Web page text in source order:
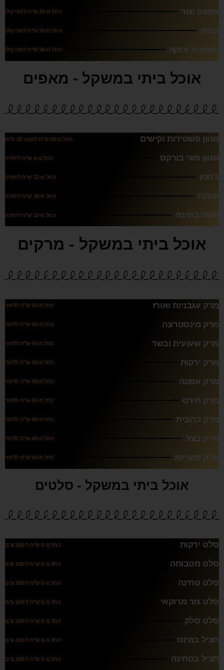
אפונה וגזר החל מ-30 ש"ח לחצי קילו
במיה החל מ-30 ש"ח לחצי קילו
שעועית ירוקה החל מ-30 ש"ח לחצי קילו
אוכל ביתי במשקל - מאפים
מגוון פשטידות וקישים החל מ-50 ש"ח לקוטר 18 ס"מ
מגוון סוגי בורקס החל מ-4 ש"ח ליחידה
ג'חנון החל מ-12 ש"ח ליחידה
קובנה החל מ-20 ש"ח ליחידה
משה בתיבה החל מ-12 ש"ח ליחידה
אוכל ביתי במשקל - מרקים
מרק עגבניות ואורז החל מ-40 ש"ח לליטר
מרק מינסטרונה החל מ-40 ש"ח לליטר
מרק שעועית ובשר החל מ-40 ש"ח לליטר
מרק ירקות החל מ-40 ש"ח לליטר
מרק אפונה החל מ-40 ש"ח לליטר
מרק תירס החל מ-40 ש"ח לליטר
מרק כרובית החל מ-40 ש"ח לליטר
מרק בצל החל מ-40 ש"ח לליטר
מרק פטריות החל מ-40 ש"ח לליטר
אוכל ביתי במשקל - סלטים
סלט ירקות החל מ-5 ש"ח ל-100 גרם
סלט מטבוחה החל מ-5 ש"ח ל-100 גרם
סלט טחינה החל מ-5 ש"ח ל-100 גרם
סלט גזר מרוקאי החל מ-5 ש"ח ל-100 גרם
סלט סלק החל מ-5 ש"ח ל-100 גרם
חציל במיונז החל מ-5 ש"ח ל-100 גרם
חציל בטחינה החל מ-5 ש"ח ל-100 גרם